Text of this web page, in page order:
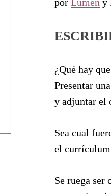
¿Qué hay
Presentar
y adjuntar el
Sea cual
el currículum
Se ruega ser